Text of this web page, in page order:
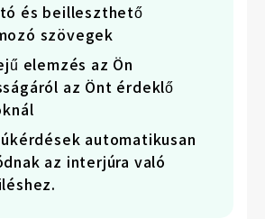
és beilleszthető
szövegek
elemzés az Ön
az Önt érdeklő
automatikusan
az interjúra való